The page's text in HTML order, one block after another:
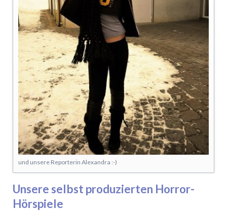
und unsere Reporterin Alexandra :-)
Unsere selbst produzierten Horror-
Hörspiele